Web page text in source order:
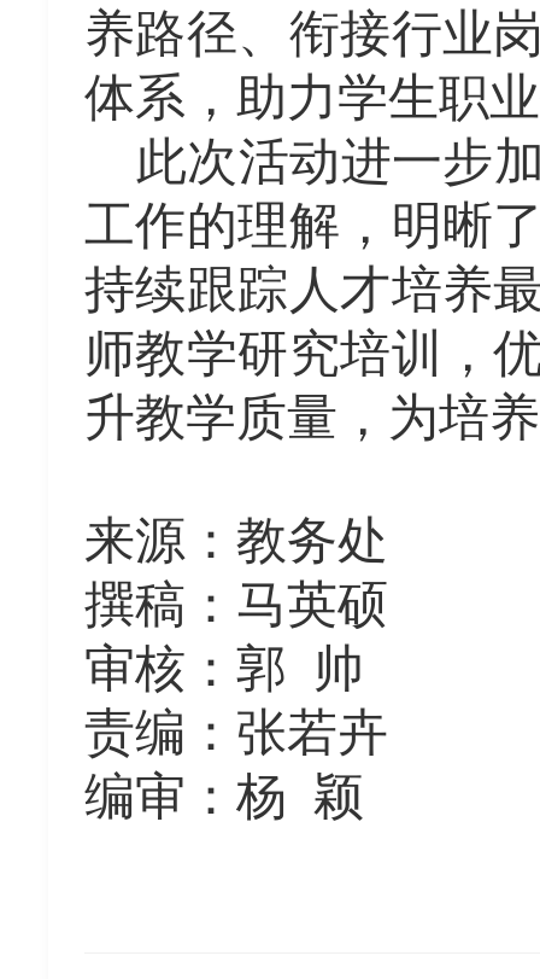
养路径、衔接行业
体系，助力学生职
此次活动进一步
工作的理解，明晰
持续跟踪人才培养
师教学研究培训，
升教学质量，为培
来源：教务处
撰稿：马英硕
审核：郭 帅
责编：张若卉
编审：杨 颖